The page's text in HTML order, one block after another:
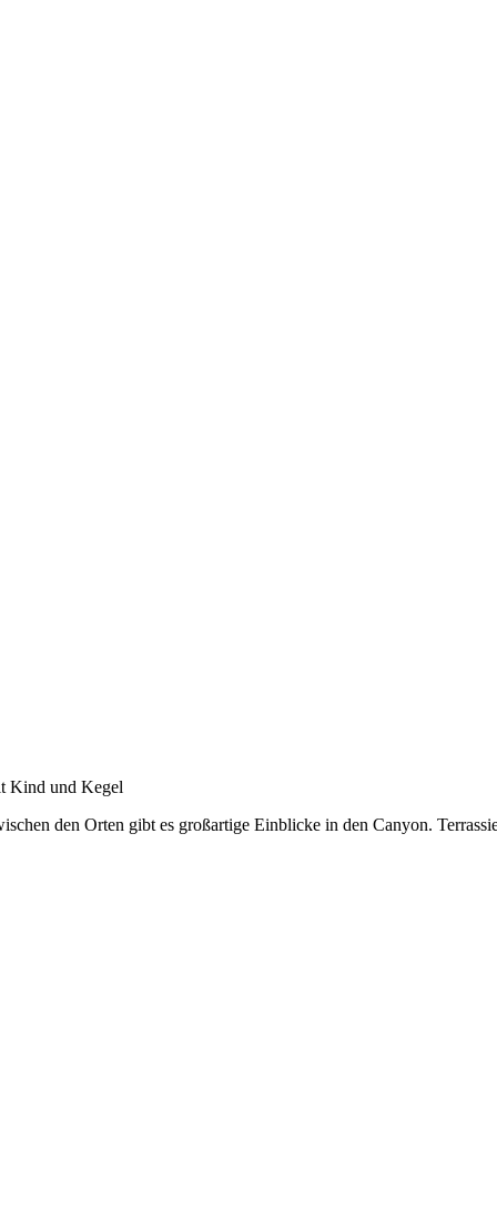
Kind und Kegel
den Orten gibt es großartige Einblicke in den Canyon.